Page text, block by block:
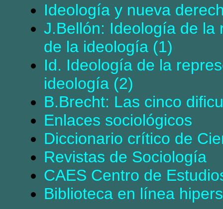
Ideología y nueva
J.Bellón: Ideología de la
de la ideología (1)
Id. Ideología de la
ideología (2)
B.Brecht: Las cinco
Enlaces sociológicos
Diccionario crítico de
Revistas de Sociología
CAES Centro de
Biblioteca en línea